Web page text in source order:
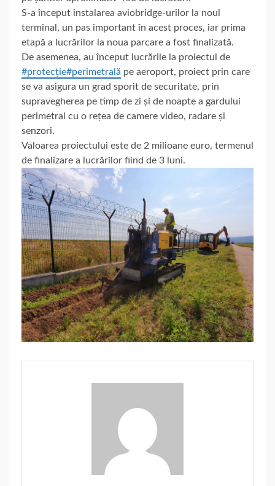
S-a început instalarea aviobridge-urilor la noul
terminal, un pas important în acest proces, iar prima
etapă a lucrărilor la noua parcare a fost finalizată.
De asemenea, au început lucrările la proiectul de
#protecție#perimetrală pe aeroport, proiect prin care
se va asigura un grad sporit de securitate, prin
supravegherea pe timp de zi și de noapte a gardului
perimetral cu o rețea de camere video, radare și
senzori.
Valoarea proiectului este de 2 milioane euro, termenul
de finalizare a lucrărilor fiind de 3 luni.